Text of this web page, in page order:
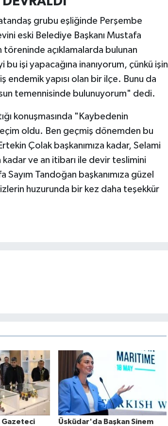
grubu eşliğinde Perşembe
eski Belediye Başkanı Mustafa
açıklamalarda bulunan
bu işi yapacağına inanıyorum, çünkü işin
yapısı olan bir ilçe. Bunu da
temennisinde bulunuyorum" dedi.
konuşmasında "Kaybedenin
oldu. Ben geçmiş dönemden bu
Çolak başkanımıza kadar, Selami
kadar ve an itibarı ile devir teslimini
Tandoğan başkanımıza güzel
huzurunda bir kez daha teşekkür
Gazeteci
Üsküdar'da Başkan Sinem